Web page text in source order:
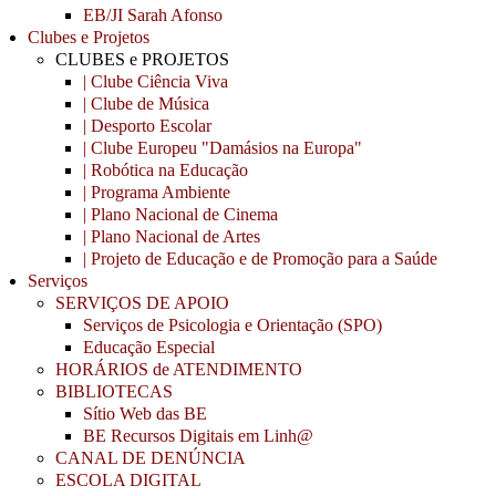
EB/JI Sarah Afonso
Clubes e Projetos
CLUBES e PROJETOS
| Clube Ciência Viva
| Clube de Música
| Desporto Escolar
| Clube Europeu "Damásios na Europa"
| Robótica na Educação
| Programa Ambiente
| Plano Nacional de Cinema
| Plano Nacional de Artes
| Projeto de Educação e de Promoção para a Saúde
Serviços
SERVIÇOS DE APOIO
Serviços de Psicologia e Orientação (SPO)
Educação Especial
HORÁRIOS de ATENDIMENTO
BIBLIOTECAS
Sítio Web das BE
BE Recursos Digitais em Linh@
CANAL DE DENÚNCIA
ESCOLA DIGITAL